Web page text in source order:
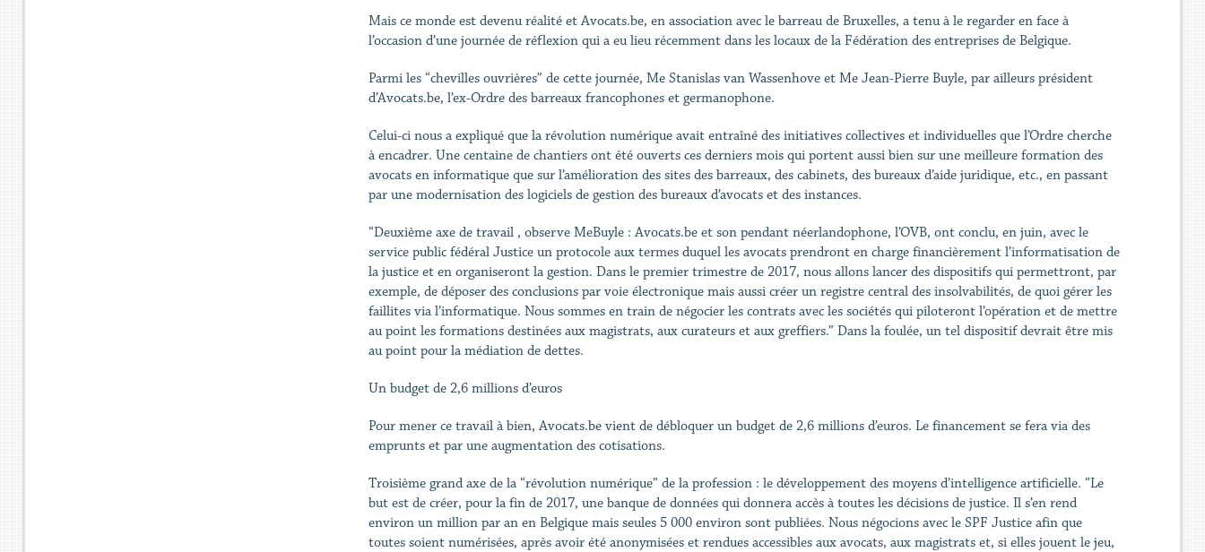
Mais ce monde est devenu réalité et Avocats.be, en association avec le barreau de Bruxelles, a tenu à le regarder en face à
l’occasion d’une journée de réflexion qui a eu lieu récemment dans les locaux de la Fédération des entreprises de Belgique.
Parmi les “chevilles ouvrières” de cette journée, Me Stanislas van Wassenhove et Me Jean-Pierre Buyle, par ailleurs président
d’Avocats.be, l’ex-Ordre des barreaux francophones et germanophone.
Celui-ci nous a expliqué que la révolution numérique avait entraîné des initiatives collectives et individuelles que l’Ordre cherche
à encadrer. Une centaine de chantiers ont été ouverts ces derniers mois qui portent aussi bien sur une meilleure formation des
avocats en informatique que sur l’amélioration des sites des barreaux, des cabinets, des bureaux d’aide juridique, etc., en passant
par une modernisation des logiciels de gestion des bureaux d’avocats et des instances.
“Deuxième axe de travail , observe MeBuyle : Avocats.be et son pendant néerlandophone, l’OVB, ont conclu, en juin, avec le
service public fédéral Justice un protocole aux termes duquel les avocats prendront en charge financièrement l’informatisation de
la justice et en organiseront la gestion. Dans le premier trimestre de 2017, nous allons lancer des dispositifs qui permettront, par
exemple, de déposer des conclusions par voie électronique mais aussi créer un registre central des insolvabilités, de quoi gérer les
faillites via l’informatique. Nous sommes en train de négocier les contrats avec les sociétés qui piloteront l’opération et de mettre
au point les formations destinées aux magistrats, aux curateurs et aux greffiers.” Dans la foulée, un tel dispositif devrait être mis
au point pour la médiation de dettes.
Un budget de 2,6 millions d’euros
Pour mener ce travail à bien, Avocats.be vient de débloquer un budget de 2,6 millions d’euros. Le financement se fera via des
emprunts et par une augmentation des cotisations.
Troisième grand axe de la “révolution numérique” de la profession : le développement des moyens d’intelligence artificielle. “Le
but est de créer, pour la fin de 2017, une banque de données qui donnera accès à toutes les décisions de justice. Il s’en rend
environ un million par an en Belgique mais seules 5 000 environ sont publiées. Nous négocions avec le SPF Justice afin que
toutes soient numérisées, après avoir été anonymisées et rendues accessibles aux avocats, aux magistrats et, si elles jouent le jeu,